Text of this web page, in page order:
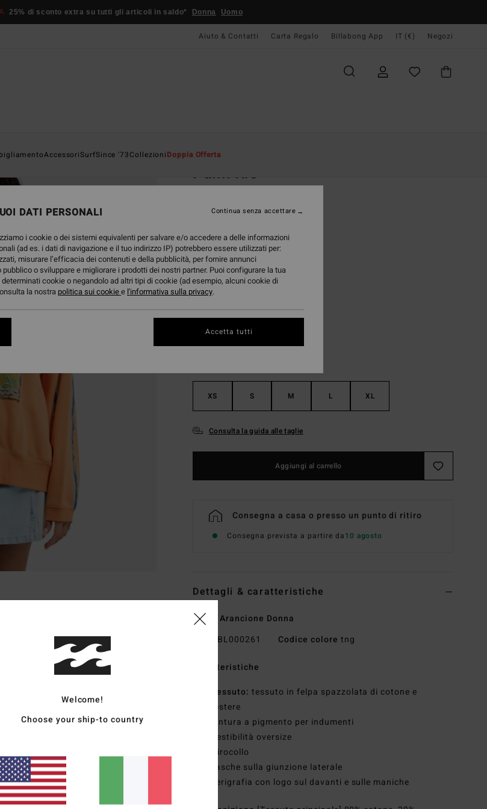
25% di sconto extra su tutti gli articoli in saldo* Donna Uomo
Aiuto & Contatti Carta Regalo Billabong App IT (€) Negozi
AccessoriSurfSince '73CollezioniDoppia Offerta
Palm Rio
65,95 €
34,63 €
OFFERTE
DOPPIA OFFERTA 25%
Colori
XS S M L XL
Consulta la guida alle taglie
Aggiungi al carrello
Consegna a casa o presso un punto di ritiro
Consegna prevista a partire da10 agosto
Dettagli & caratteristiche
Felpa Arancione Donna
BL000261 Codice colore tng
Caratteristiche
Tessuto:tessuto in felpa spazzolata di cotone e
poliestere
Tintura a pigmento per indumenti
Vestibilità oversize
Girocollo
Tasche sulla giunzione laterale
Serigrafia con logo sul davanti e sulle maniche
Welcome!
Choose your ship-to country
DATI PERSONALI
i cookie o dei sistemi equivalenti per salvare e/o accedere a delle informazioni
(ad es. i dati di navigazione e il tuo indirizzo IP) potrebbero essere utilizzati per:
misurare l’efficacia dei contenuti e della pubblicità, per fornire annunci
o sviluppare e migliorare i prodotti dei nostri partner. Puoi configurare la tua
cookie o negandolo ad altri tipi di cookie (ad esempio, alcuni cookie di
la nostra politica sui cookiee l'informativa sulla privacy.
Continua senza accettare
Accetta tutti